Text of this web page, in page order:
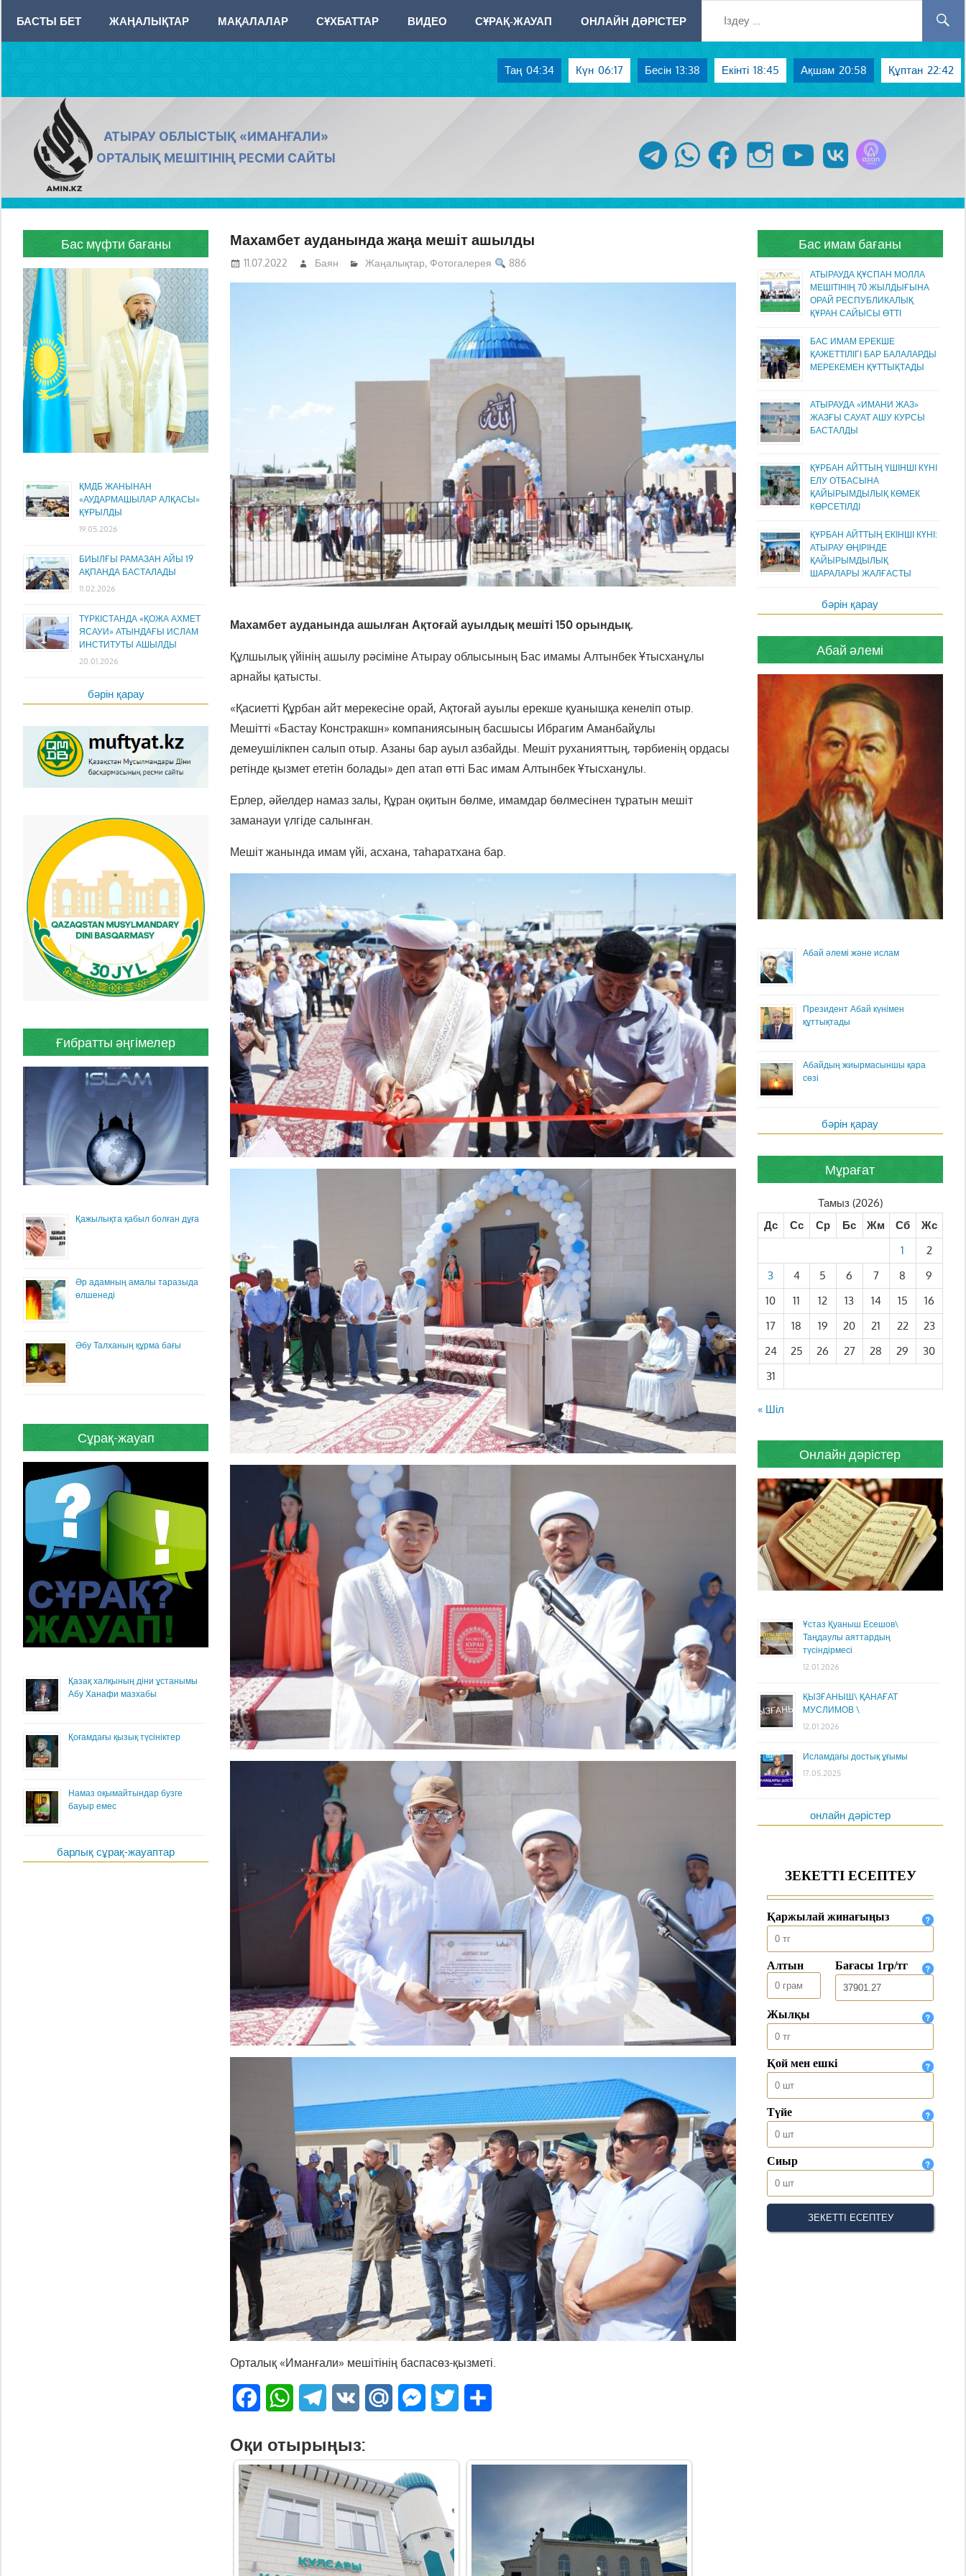
content
БАСТЫ БЕТ ЖАҢАЛЫҚТАР МАҚАЛАЛАР СҰХБАТТАР ВИДЕО СҰРАҚ-ЖАУАП ОНЛАЙН ДӘРІСТЕР
Таң 04:34 Күн 06:17 Бесін 13:38 Екінті 18:45 Ақшам 20:58 Құптан 22:42
AMIN.KZ
АТЫРАУ ОБЛЫСТЫҚ «ИМАНҒАЛИ»
ОРТАЛЫҚ МЕШІТІНІҢ РЕСМИ САЙТЫ
telegram whatsapp facebook instagram youtubevk
Махамбет ауданында жаңа мешіт ашылды
11.07.2022 Баян Жаңалықтар, Фотогалерея 886
Махамбет ауданында ашылған Ақтоғай ауылдық мешіті 150 орындық.
Құлшылық үйінің ашылу рәсіміне Атырау облысының Бас имамы Алтынбек Ұтысханұлы
арнайы қатысты.
«Қасиетті Құрбан айт мерекесіне орай, Ақтоғай ауылы ерекше қуанышқа кенеліп отыр.
Мешітті «Бастау Констракшн» компаниясының басшысы Ибрагим Аманбайұлы
демеушілікпен салып отыр. Азаны бар ауыл азбайды. Мешіт руханияттың, тәрбиенің ордасы
ретінде қызмет ететін болады» деп атап өтті Бас имам Алтынбек Ұтысханұлы.
Ерлер, әйелдер намаз залы, Құран оқитын бөлме, имамдар бөлмесінен тұратын мешіт
заманауи үлгіде салынған.
Мешіт жанында имам үйі, асхана, таһаратхана бар.
Орталық «Иманғали» мешітінің баспасөз-қызметі.
FacebookWhatsAppTelegram
VK Mail.Ru Messenger
Twitter
Оқи отырыңыз:
Бас мүфти бағаны
ҚМДБ ЖАНЫНАН
«АУДАРМАШЫЛАР АЛҚАСЫ»
ҚҰРЫЛДЫ
19.05.2026
БИЫЛҒЫ РАМАЗАН АЙЫ 19
АҚПАНДА БАСТАЛАДЫ
11.02.2026
ТҮРКІСТАНДА «ҚОЖА АХМЕТ
ЯСАУИ» АТЫНДАҒЫ ИСЛАМ
ИНСТИТУТЫ АШЫЛДЫ
20.01.2026
бәрін қарау
Ғибратты әңгімелер
Қажылықта қабыл болған дұға
Әр адамның амалы таразыда
өлшенеді
Әбу Талханың құрма бағы
Сұрақ-жауап
Қазақ халқының діни ұстанымы
Абу Ханафи мазхабы
Қоғамдағы қызық түсініктер
Намаз оқымайтындар бузге
бауыр емес
барлық сұрақ-жауаптар
Бас имам бағаны
АТЫРАУДА ҚҰСПАН МОЛЛА
МЕШІТІНІҢ 70 ЖЫЛДЫҒЫНА
ОРАЙ РЕСПУБЛИКАЛЫҚ
ҚҰРАН САЙЫСЫ ӨТТІ
БАС ИМАМ ЕРЕКШЕ
ҚАЖЕТТІЛІГІ БАР БАЛАЛАРДЫ
МЕРЕКЕМЕН ҚҰТТЫҚТАДЫ
АТЫРАУДА «ИМАНИ ЖАЗ»
ЖАЗҒЫ САУАТ АШУ КУРСЫ
БАСТАЛДЫ
ҚҰРБАН АЙТТЫҢ ҮШІНШІ КҮНІ
ЕЛУ ОТБАСЫНА
ҚАЙЫРЫМДЫЛЫҚ КӨМЕК
КӨРСЕТІЛДІ
ҚҰРБАН АЙТТЫҢ ЕКІНШІ КҮНІ:
АТЫРАУ ӨҢІРІНДЕ
ҚАЙЫРЫМДЫЛЫҚ
ШАРАЛАРЫ ЖАЛҒАСТЫ
бәрін қарау
Абай әлемі
Абай әлемі және ислам
Президент Абай күнімен
құттықтады
Абайдың жиырмасыншы қара
сөзі
бәрін қарау
Мұрағат
Тамыз (2026)
Дс
Сс Ср Бс Жм Сб
Жс
1
2
3
4 5 6 7 8
9
10
11 12 13 14 15
16
17
18 19 20 21 22
23
24
25 26 27 28 29
30
31
« Шіл
Онлайн дәрістер
Ұстаз Қуаныш Есешов\
Таңдаулы аяттардың
түсіндірмесі
12.01.2026
ҚЫЗҒАНЫШ\ ҚАНАҒАТ
МУСЛИМОВ \
12.01.2026
Исламдағы достық ұғымы
17.05.2025
онлайн дәрістер